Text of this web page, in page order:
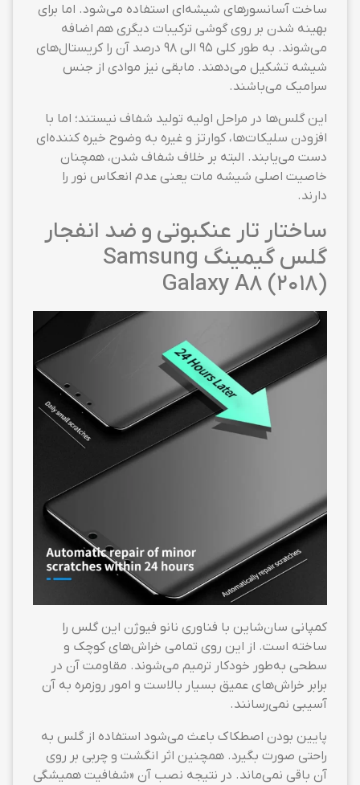
ساخت آسانسورهای شیشه‌ای استفاده می‌شود. اما برای
بهینه شدن بر روی گوشی ترکیبات دیگری هم اضافه
می‌شوند. به طور کلی ۹۵ الی ۹۸ درصد آن را کریستال‌های
شیشه تشکیل می‌دهند. مابقی نیز موادی از جنس
سرامیک می‌باشند.
این گلس‌ها در مراحل اولیه تولید شفاف نیستند؛ اما با
افزودن سلیکات‌ها، کوارتز و غیره به وضوح خیره کننده‌ای
دست می‌یابند. البته بر خلاف شفاف شدن، همچنان
خاصیت اصلی شیشه مات یعنی عدم انعکاس نور را
دارند.
ساختار تار عنکبوتی و ضد انفجار
گلس گیمینگ Samsung
Galaxy A8 (2018)
کمپانی سان‌شاین با فناوری نانو فیوژن این گلس را
ساخته است. از این روی تمامی خراش‌های کوچک و
سطحی به‌طور خودکار ترمیم می‌شوند. مقاومت آن در
برابر خراش‌های عمیق بسیار بالاست و امور روزمره به آن
آسیبی نمی‌رسانند.
پایین بودن اصطکاک باعث می‌شود استفاده از گلس به
راحتی صورت بگیرد. همچنین اثر انگشت و چربی بر روی
آن باقی نمی‌ماند. در نتیجه نصب آن «شفافیت همیشگی